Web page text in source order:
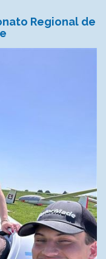
Regional de